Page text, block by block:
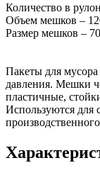
Количество в
Объем мешков –
Размер мешков –
Пакеты для
давления. Мешки
пластичные,
Используются для